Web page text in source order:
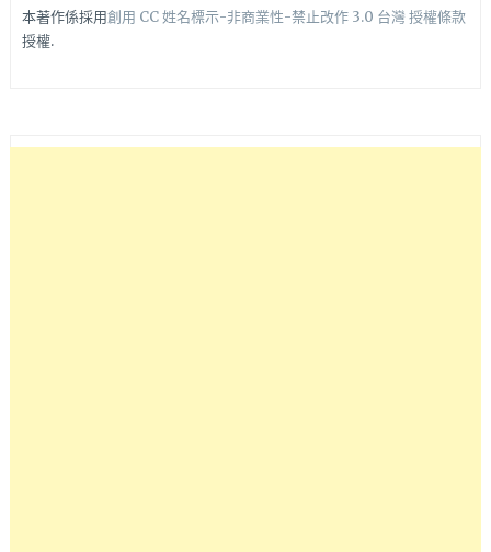
本著作係採用創用 CC 姓名標示-非商業性-禁止改作 3.0 台灣 授權條款
授權.